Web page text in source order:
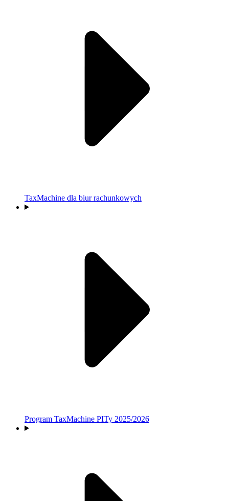
TaxMachine dla biur rachunkowych
Program TaxMachine PITy 2025/2026